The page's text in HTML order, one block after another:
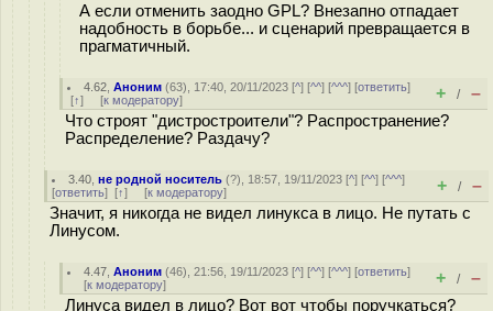
А если отменить заодно GPL? Внезапно отпадает
надобность в борьбе... и сценарий превращается в
прагматичный.
4.62 ,Аноним (63), 17:40, 20/11/2023 [^] [^^] [^^^] [ответить]
[↑] [к модератору] + / –
Что строят "дистростроители"? Распространение?
Распределение? Раздачу?
3.40 ,не родной носитель (?), 18:57, 19/11/2023 [^] [^^] [^^^]
[ответить] [↑] [к модератору] + / –
Значит, я никогда не видел линукса в лицо. Не путать с
Линусом.
4.47 ,Аноним (46), 21:56, 19/11/2023 [^] [^^] [^^^] [ответить]
[к модератору] + / –
Линуса видел в лицо? Вот вот чтобы поручкаться?